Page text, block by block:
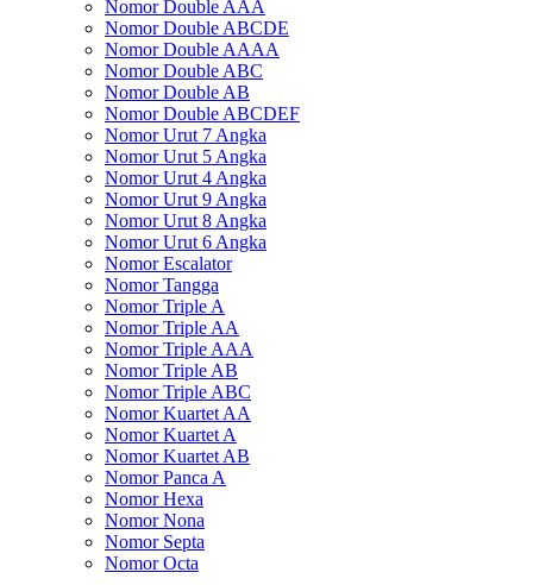
Nomor Double AAA
Nomor Double ABCDE
Nomor Double AAAA
Nomor Double ABC
Nomor Double AB
Nomor Double ABCDEF
Nomor Urut 7 Angka
Nomor Urut 5 Angka
Nomor Urut 4 Angka
Nomor Urut 9 Angka
Nomor Urut 8 Angka
Nomor Urut 6 Angka
Nomor Escalator
Nomor Tangga
Nomor Triple A
Nomor Triple AA
Nomor Triple AAA
Nomor Triple AB
Nomor Triple ABC
Nomor Kuartet AA
Nomor Kuartet A
Nomor Kuartet AB
Nomor Panca A
Nomor Hexa
Nomor Nona
Nomor Septa
Nomor Octa